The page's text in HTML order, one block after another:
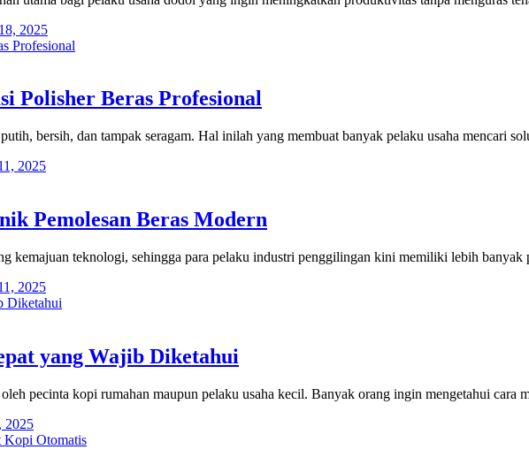
2025
Polisher Beras Profesional
bersih, dan tampak seragam. Hal inilah yang membuat banyak pelaku usaha mencari
2025
Pemolesan Beras Modern
kemajuan teknologi, sehingga para pelaku industri penggilingan kini memiliki lebih
2025
yang Wajib Diketahui
pecinta kopi rumahan maupun pelaku usaha kecil. Banyak orang ingin mengetahui cara
2025